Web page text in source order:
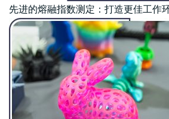
先进的熔融指数测定：打造更佳工作